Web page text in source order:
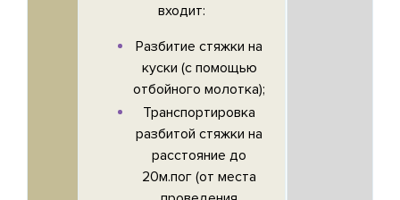
входит:
Разбитие стяжки на
куски (с помощью
отбойного молотка);
Транспортировка
разбитой стяжки на
расстояние до
20м.пог (от места